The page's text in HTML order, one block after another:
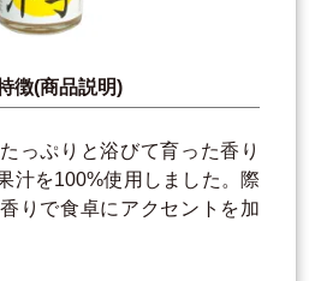
徴(商品説明)
っぷりと浴びて育った香り
汁を100%使用しました。際
りで食卓にアクセントを加